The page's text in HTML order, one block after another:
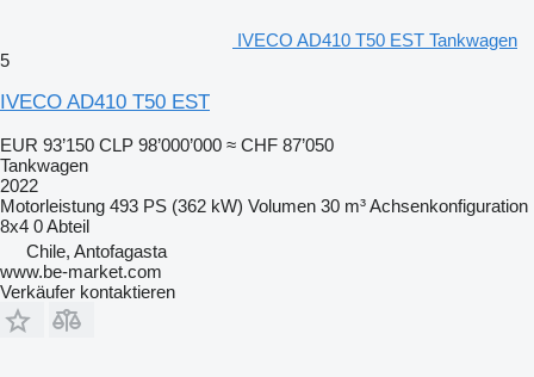
IVECO AD410 T50 EST Tankwagen
5
IVECO AD410 T50 EST
EUR 93’150 CLP 98’000’000 ≈ CHF 87’050
Tankwagen
2022
Motorleistung 493 PS (362 kW) Volumen 30 m³Achsenkonfiguration
8x4 0 Abteil
Chile, Antofagasta
www.be-market.com
Verkäufer kontaktieren